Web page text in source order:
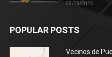
08/08/2026
POPULAR POSTS
Vecinos de